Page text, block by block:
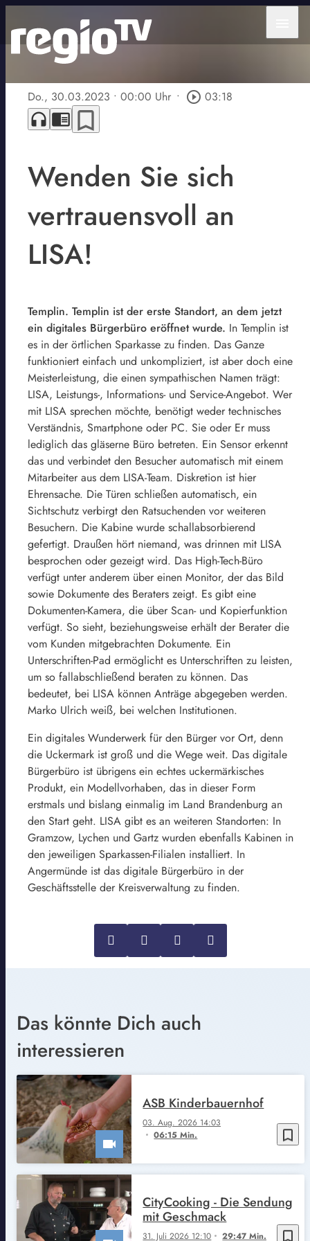
Do., 30.03.2023 • 00:00 Uhr • play_circle_outline 03:18
headphones chrome_reader_mode bookmark_border
Wenden Sie sich
vertrauensvoll an
LISA!
Templin. Templin ist der erste Standort, an dem jetzt
ein digitales Bürgerbüro eröffnet wurde. In Templin ist
es in der örtlichen Sparkasse zu finden. Das Ganze
funktioniert einfach und unkompliziert, ist aber doch eine
Meisterleistung, die einen sympathischen Namen trägt:
LISA, Leistungs-, Informations- und Service-Angebot. Wer
mit LISA sprechen möchte, benötigt weder technisches
Verständnis, Smartphone oder PC. Sie oder Er muss
lediglich das gläserne Büro betreten. Ein Sensor erkennt
das und verbindet den Besucher automatisch mit einem
Mitarbeiter aus dem LISA-Team. Diskretion ist hier
Ehrensache. Die Türen schließen automatisch, ein
Sichtschutz verbirgt den Ratsuchenden vor weiteren
Besuchern. Die Kabine wurde schallabsorbierend
gefertigt. Draußen hört niemand, was drinnen mit LISA
besprochen oder gezeigt wird. Das High-Tech-Büro
verfügt unter anderem über einen Monitor, der das Bild
sowie Dokumente des Beraters zeigt. Es gibt eine
Dokumenten-Kamera, die über Scan- und Kopierfunktion
verfügt. So sieht, beziehungsweise erhält der Berater die
vom Kunden mitgebrachten Dokumente. Ein
Unterschriften-Pad ermöglicht es Unterschriften zu leisten,
um so fallabschließend beraten zu können. Das
bedeutet, bei LISA können Anträge abgegeben werden.
Marko Ulrich weiß, bei welchen Institutionen.
Ein digitales Wunderwerk für den Bürger vor Ort, denn
die Uckermark ist groß und die Wege weit. Das digitale
Bürgerbüro ist übrigens ein echtes uckermärkisches
Produkt, ein Modellvorhaben, das in dieser Form
erstmals und bislang einmalig im Land Brandenburg an
den Start geht. LISA gibt es an weiteren Standorten: In
Gramzow, Lychen und Gartz wurden ebenfalls Kabinen in
den jeweiligen Sparkassen-Filialen installiert. In
Angermünde ist das digitale Bürgerbüro in der
Geschäftsstelle der Kreisverwaltung zu finden.
Das könnte Dich auch
interessieren
bookmark_border
03. Aug. 2026 14:03
06:15 Min.
ASB Kinderbauernhof
bookmark_border
31. Juli 2026 12:10 29:47 Min.
CityCooking - Die Sendung
mit Geschmack